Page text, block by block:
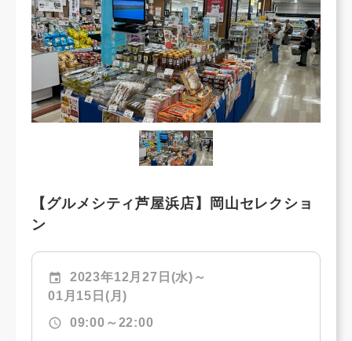
【グルメシティ芦屋浜店】岡山セレクショ
ン
event
2023年12月27日(水)～
01月15日(月)
schedule 09:00～22:00